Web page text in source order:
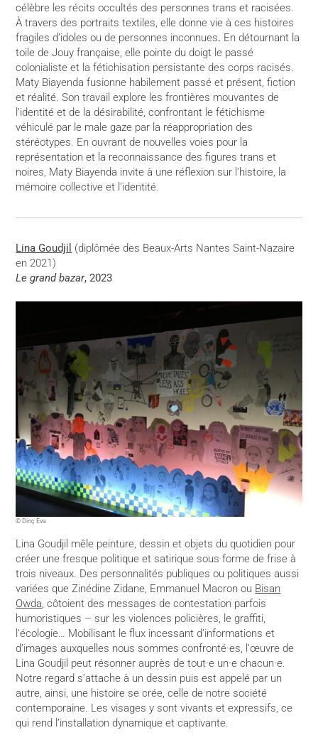
célèbre les récits occultés des personnes trans et racisées.
À travers des portraits textiles, elle donne vie à ces histoires
fragiles d’idoles ou de personnes inconnues. En détournant la
toile de Jouy française, elle pointe du doigt le passé
colonialiste et la fétichisation persistante des corps racisés.
Maty Biayenda fusionne habilement passé et présent, fiction
et réalité. Son travail explore les frontières mouvantes de
l’identité et de la désirabilité, confrontant le fétichisme
véhiculé par le male gaze par la réappropriation des
stéréotypes. En ouvrant de nouvelles voies pour la
représentation et la reconnaissance des figures trans et
noires, Maty Biayenda invite à une réflexion sur l’histoire, la
mémoire collective et l’identité.
Lina Goudjil (diplômée des Beaux-Arts Nantes Saint-Nazaire
en 2021)
Le grand bazar, 2023
© Dinç Eva
Lina Goudjil mêle peinture, dessin et objets du quotidien pour
créer une fresque politique et satirique sous forme de frise à
trois niveaux. Des personnalités publiques ou politiques aussi
variées que Zinédine Zidane, Emmanuel Macron ou Bisan
Owda, côtoient des messages de contestation parfois
humoristiques – sur les violences policières, le graffiti,
l’écologie… Mobilisant le flux incessant d’informations et
d’images auxquelles nous sommes confronté·es, l’œuvre de
Lina Goudjil peut résonner auprès de tout·e un·e chacun·e.
Notre regard s’attache à un dessin puis est appelé par un
autre, ainsi, une histoire se crée, celle de notre société
contemporaine. Les visages y sont vivants et expressifs, ce
qui rend l’installation dynamique et captivante.